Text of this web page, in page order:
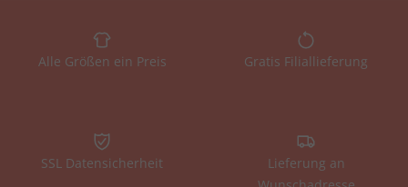
Alle Größen ein Preis Gratis Filiallieferung
SSL Datensicherheit
Lieferung an